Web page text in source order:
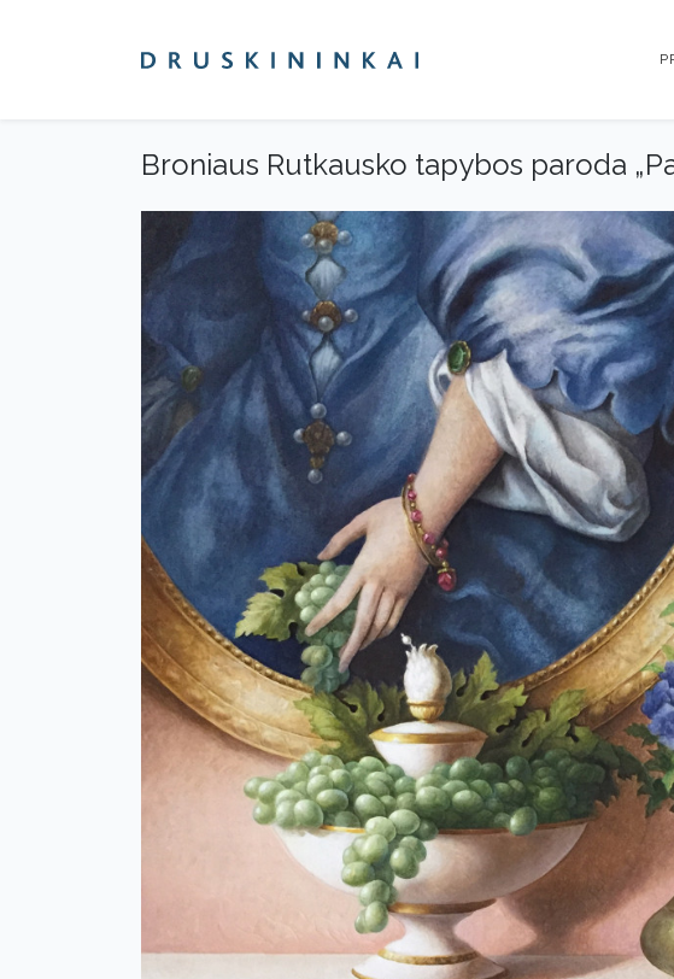
Broniaus Rutkausko tapybos paroda